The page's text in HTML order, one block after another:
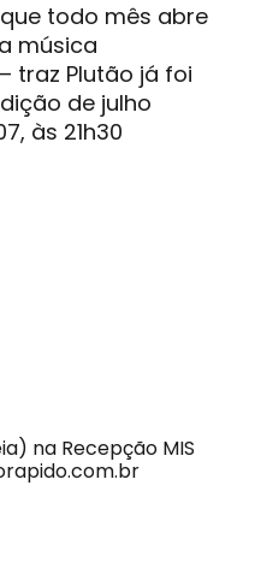
todo mês abre
música
traz Plutão já foi
de julho
às 21h30
na Recepção MIS